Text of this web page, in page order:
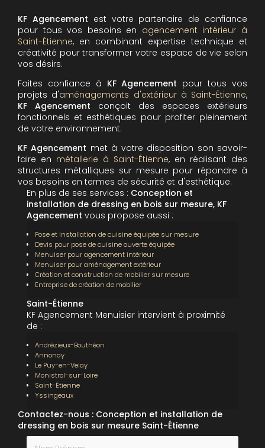
KF Agencement est votre partenaire de confiance
pour tous vos besoins en agencement intérieur à
Saint-Étienne, en combinant expertise technique et
créativité pour transformer votre espace de vie selon
vos désirs.
Faites confiance à KF Agencement pour tous vos
projets d'aménagements d'extérieur à Saint-Étienne,
KF Agencement conçoit des espaces extérieurs
fonctionnels et esthétiques pour profiter pleinement
de votre environnement.
KF Agencement met à votre disposition son savoir-
faire en métallerie à Saint-Étienne, en réalisant des
structures métalliques sur mesure pour répondre à
vos besoins en termes de sécurité et d'esthétique.
En plus de ses services : Conception et
installation de dressing en bois sur mesure, KF
Agencement vous propose aussi :
Pose et installation de cuisine équipée sur mesure
Devis pour pose de cuisine ouverte équipée
Menuiser pour agencement intérieur
Menuiser pour aménagement extérieur
Création et construction de mobilier sur mesure
Entreprise de création de mobilier
Saint-Étienne
KF Agencement Menuisier intervient à proximité
de :
Andrézieux-Bouthéon
Annonay
Le Puy-en-Velay
Monistrol-sur-Loire
Saint-Étienne
Yssingeaux
Contactez-nous : Conception et installation de
dressing en bois sur mesure Saint-Étienne
Nom Prénom